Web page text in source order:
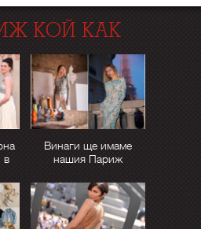
КОЙ КАК
в
Винаги ще имаме
нашия Париж